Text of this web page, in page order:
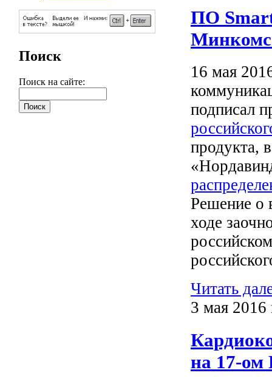
Поиск
Поиск на сайте:
ПО
16 мая
подписал
продукта,
Решение о
ходе
Читать
3 мая 2016
на 17-